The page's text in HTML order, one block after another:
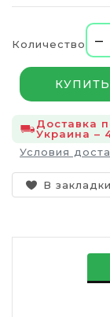
Количество –
КУПИТЬ
Доставка
Украина –
Условия
В закладки